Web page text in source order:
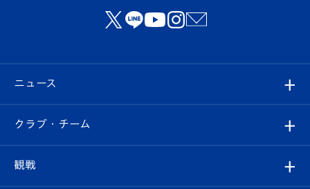
ニュース
すべて
クラブ・チーム
観戦